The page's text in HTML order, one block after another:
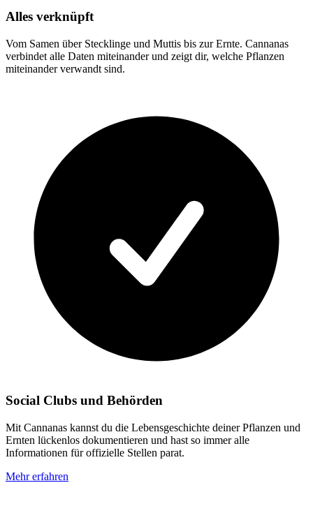
Alles verknüpft
Vom Samen über Stecklinge und Muttis bis zur Ernte. Cannanas
verbindet alle Daten miteinander und zeigt dir, welche Pflanzen
miteinander verwandt sind.
Social Clubs und Behörden
Mit Cannanas kannst du die Lebensgeschichte deiner Pflanzen und
Ernten lückenlos dokumentieren und hast so immer alle
Informationen für offizielle Stellen parat.
Mehr erfahren